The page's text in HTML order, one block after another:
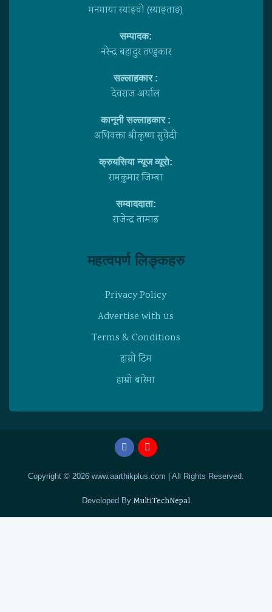
मनमाया स्याङ्वाे (स्याङ्ताङ)
सम्पादक:
नरेन्द्र बहादुर तण्डुकार
सल्लाहकार :
देवराज अर्याल
कानूनी सल्लाहकार :
अधिवक्ता श्रीकृष्ण सुवेदी
क्रुयसिया न्यूज व्यूराे:
रामकुमार जिम्बा
सम्वाददाता:
राजेन्द्र तामाङ
महत्वपर्ण लिङ्कहरु
Privacy Policy
Advertise with us
Terms & Conditions
हाम्राे टिम
हाम्राे बारेमा
Copyright © 2026 www.aarthikplus.com | All Rights Reserved.
Developed By MultiTechNepal